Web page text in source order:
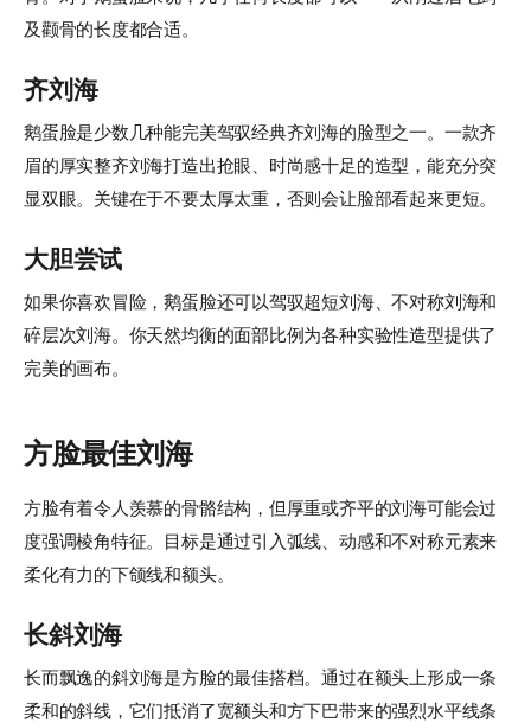
及颧骨的长度都合适。
齐刘海
鹅蛋脸是少数几种能完美驾驭经典齐刘海的脸型之一。一款齐
眉的厚实整齐刘海打造出抢眼、时尚感十足的造型，能充分突
显双眼。关键在于不要太厚太重，否则会让脸部看起来更短。
大胆尝试
如果你喜欢冒险，鹅蛋脸还可以驾驭超短刘海、不对称刘海和
碎层次刘海。你天然均衡的面部比例为各种实验性造型提供了
完美的画布。
方脸最佳刘海
方脸有着令人羡慕的骨骼结构，但厚重或齐平的刘海可能会过
度强调棱角特征。目标是通过引入弧线、动感和不对称元素来
柔化有力的下颌线和额头。
长斜刘海
长而飘逸的斜刘海是方脸的最佳搭档。通过在额头上形成一条
柔和的斜线，它们抵消了宽额头和方下巴带来的强烈水平线条